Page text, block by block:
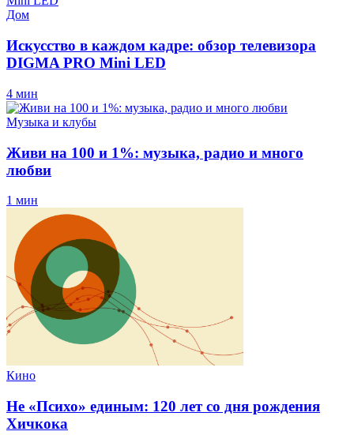
Дом
Искусство в каждом кадре: обзор телевизора
DIGMA PRO Mini LED
4 мин
Музыка и клубы
Живи на 100 и 1%: музыка, радио и много
любви
1 мин
Кино
Не «Психо» единым: 120 лет со дня рождения
Хичкока